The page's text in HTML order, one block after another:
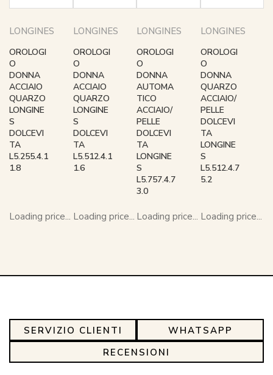
LONGINES
OROLOGI
O
DONNA
ACCIAIO
QUARZO
LONGINE
S
DOLCEVI
TA
L5.255.4.1
1.8
Loading price...
LONGINES
OROLOGI
O
DONNA
ACCIAIO
QUARZO
LONGINE
S
DOLCEVI
TA
L5.512.4.1
1.6
Loading price...
LONGINES
OROLOGI
O
DONNA
AUTOMA
TICO
ACCIAIO/
PELLE
DOLCEVI
TA
LONGINE
S
L5.757.4.7
3.0
Loading price...
LONGINES
OROLOGI
O
DONNA
QUARZO
ACCIAIO/
PELLE
DOLCEVI
TA
LONGINE
S
L5.512.4.7
5.2
Loading price...
SERVIZIO CLIENTI
WHATSAPP
RECENSIONI